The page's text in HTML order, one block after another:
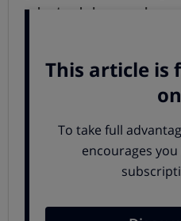
subastas de luz, gas y luz y
Si tú no te has apuntado,
ampliamos el plazo de
sobre tu actual suministro
de cuánto puedes ahorrar.
en las tres categorías, el